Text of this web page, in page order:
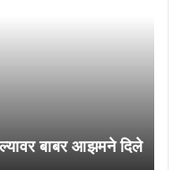
बाबर आझमने दिले